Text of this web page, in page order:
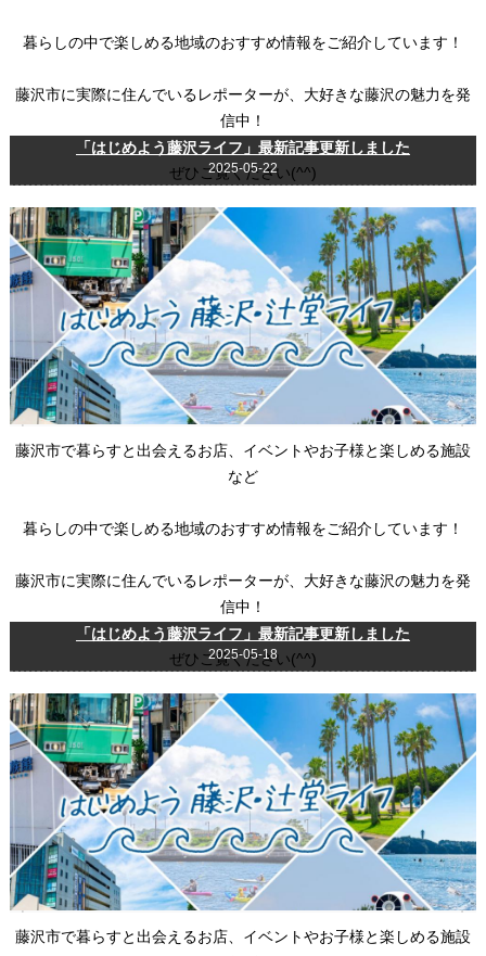
「はじめよう藤沢ライフ」最新記事更新しました
2025-05-22
暮らしの中で楽しめる地域のおすすめ情報をご紹介しています！
藤沢市に実際に住んでいるレポーターが、大好きな藤沢の魅力を発
信中！
ぜひご覧ください(^^)
「はじめよう藤沢ライフ」最新記事更新しました
2025-05-18
藤沢市で暮らすと出会えるお店、イベントやお子様と楽しめる施設
など
暮らしの中で楽しめる地域のおすすめ情報をご紹介しています！
藤沢市に実際に住んでいるレポーターが、大好きな藤沢の魅力を発
信中！
ぜひご覧ください(^^)
藤沢市で暮らすと出会えるお店、イベントやお子様と楽しめる施設